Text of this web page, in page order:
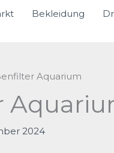
Bekleidung
Aquarium
2024